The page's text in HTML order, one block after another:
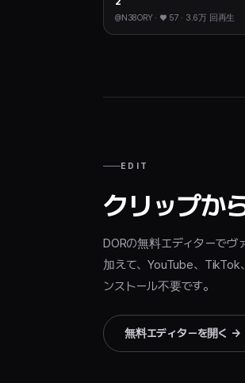
@N38ORY· ♥ 57 · 3.6万 回再生
EDIT
クリップか
DORの無料エディターでヴ
加えて、YouTube、TikTok
ンストール不要です。
無料エディターを開く →